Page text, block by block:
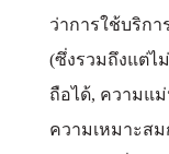
ว่าการใช้บริก
(ซึ่งรวมถึงแต่ไ
ถือได้, ความแ
ความเหมาะส